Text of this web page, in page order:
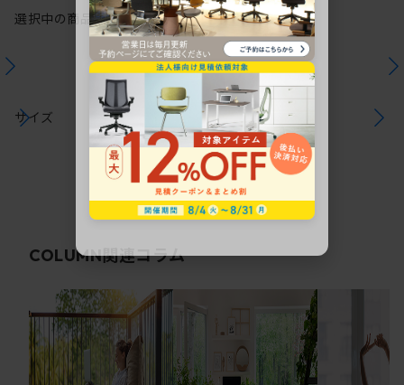
選択中の商品情報保証注意事項
サイズ
COLUMN関連コラム